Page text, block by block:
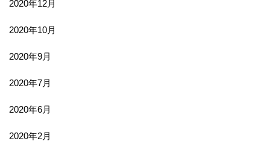
2020年12月
2020年10月
2020年9月
2020年7月
2020年6月
2020年2月